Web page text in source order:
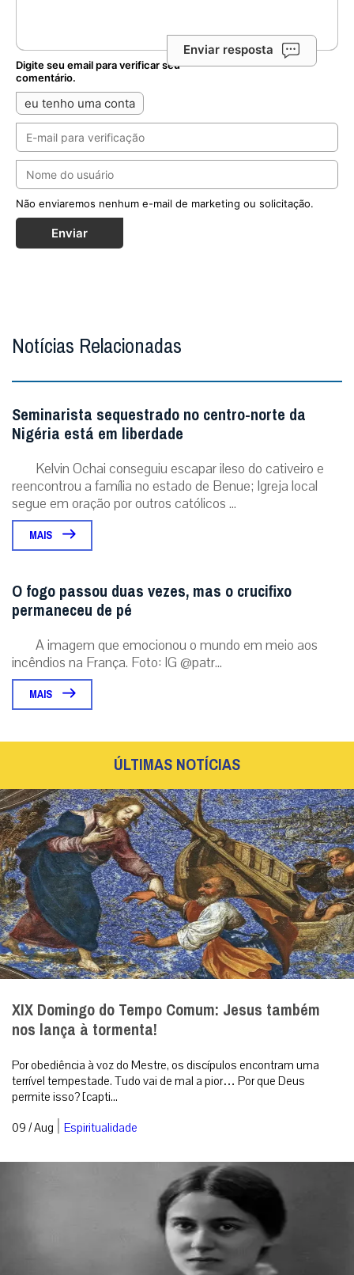
Enviar resposta
Digite seu email para verificar seu
comentário.
eu tenho uma conta
Não enviaremos nenhum e-mail de marketing ou solicitação.
Enviar
Notícias Relacionadas
Seminarista sequestrado no centro-norte da
Nigéria está em liberdade
Kelvin Ochai conseguiu escapar ileso do cativeiro e
reencontrou a família no estado de Benue; Igreja local
segue em oração por outros católicos ...
MAIS
O fogo passou duas vezes, mas o crucifixo
permaneceu de pé
A imagem que emocionou o mundo em meio aos
incêndios na França. Foto: IG @patr...
MAIS
ÚLTIMAS NOTÍCIAS
XIX Domingo do Tempo Comum: Jesus também
nos lança à tormenta!
Por obediência à voz do Mestre, os discípulos encontram uma
terrível tempestade. Tudo vai de mal a pior… Por que Deus
permite isso? [capti...
09 / Aug | Espiritualidade